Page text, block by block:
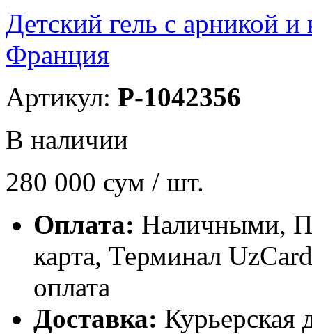
Детский гель с арникой
Франция
Артикул: P-1042356
В наличии
280 000 сум / шт.
Оплата: Наличными,
карта, Терминал
оплата
Доставка: Курьерская